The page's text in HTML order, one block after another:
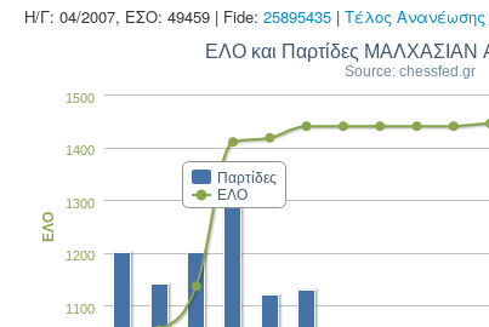
Η/Γ: 04/2007, ΕΣΟ: 49459 | Fide: 25895435 | Τέλος Ανανέωσης
ΕΛΟ και Παρτίδες
Source: chessfed.gr
Παρτίδες
ΕΛΟ
1100
1200
1300
1400
1500
ΕΛΟ